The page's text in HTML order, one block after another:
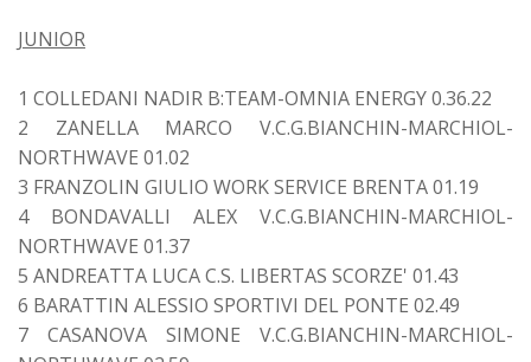
JUNIOR
1 COLLEDANI NADIR B:TEAM-OMNIA ENERGY 0.36.22
2 ZANELLA MARCO V.C.G.BIANCHIN-MARCHIOL-
NORTHWAVE 01.02
3 FRANZOLIN GIULIO WORK SERVICE BRENTA 01.19
4 BONDAVALLI ALEX V.C.G.BIANCHIN-MARCHIOL-
NORTHWAVE 01.37
5 ANDREATTA LUCA C.S. LIBERTAS SCORZE' 01.43
6 BARATTIN ALESSIO SPORTIVI DEL PONTE 02.49
7 CASANOVA SIMONE V.C.G.BIANCHIN-MARCHIOL-